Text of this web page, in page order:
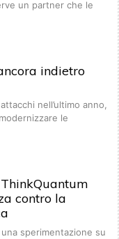
un partner che le
indietro
nell’ultimo anno,
le
contro la
sperimentazione su